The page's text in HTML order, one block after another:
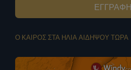
ΕΓΓΡΑΦΗ
Ο ΚΑΙΡΟΣ ΣΤΑ ΗΛΙΑ ΑΙΔΗΨΟΥ ΤΩΡΑ